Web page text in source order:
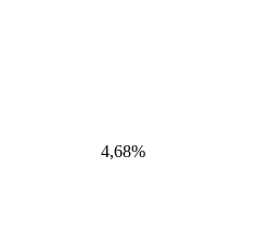
4,68%